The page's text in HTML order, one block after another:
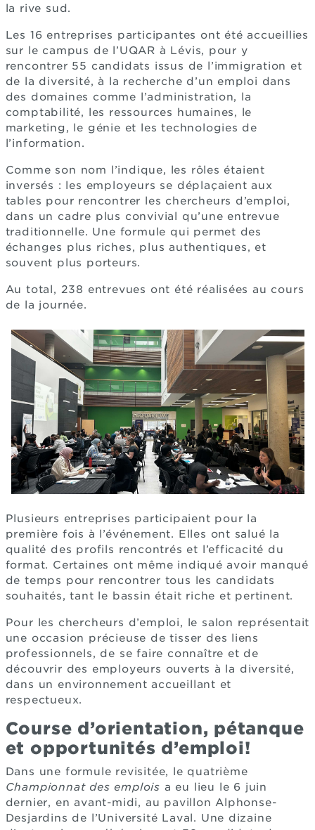
la rive sud.
Les 16 entreprises participantes ont été accueillies
sur le campus de l’UQAR à Lévis, pour y
rencontrer 55 candidats issus de l’immigration et
de la diversité, à la recherche d’un emploi dans
des domaines comme l’administration, la
comptabilité, les ressources humaines, le
marketing, le génie et les technologies de
l’information.
Comme son nom l’indique, les rôles étaient
inversés : les employeurs se déplaçaient aux
tables pour rencontrer les chercheurs d’emploi,
dans un cadre plus convivial qu’une entrevue
traditionnelle. Une formule qui permet des
échanges plus riches, plus authentiques, et
souvent plus porteurs.
Au total, 238 entrevues ont été réalisées au cours
de la journée.
Plusieurs entreprises participaient pour la
première fois à l’événement. Elles ont salué la
qualité des profils rencontrés et l’efficacité du
format. Certaines ont même indiqué avoir manqué
de temps pour rencontrer tous les candidats
souhaités, tant le bassin était riche et pertinent.
Pour les chercheurs d’emploi, le salon représentait
une occasion précieuse de tisser des liens
professionnels, de se faire connaître et de
découvrir des employeurs ouverts à la diversité,
dans un environnement accueillant et
respectueux.
Course d’orientation, pétanque
et opportunités d’emploi!
Dans une formule revisitée, le quatrième
Championnat des emplois a eu lieu le 6 juin
dernier, en avant-midi, au pavillon Alphonse-
Desjardins de l’Université Laval. Une dizaine